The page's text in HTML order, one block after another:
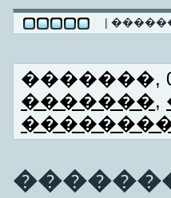
|
�������,
�������,